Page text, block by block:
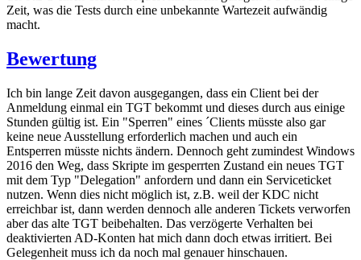
Zeit, was die Tests durch eine unbekannte Wartezeit aufwändig
macht.
Bewertung
Ich bin lange Zeit davon ausgegangen, dass ein Client bei der
Anmeldung einmal ein TGT bekommt und dieses durch aus einige
Stunden gültig ist. Ein "Sperren" eines ´Clients müsste also gar
keine neue Ausstellung erforderlich machen und auch ein
Entsperren müsste nichts ändern. Dennoch geht zumindest Windows
2016 den Weg, dass Skripte im gesperrten Zustand ein neues TGT
mit dem Typ "Delegation" anfordern und dann ein Serviceticket
nutzen. Wenn dies nicht möglich ist, z.B. weil der KDC nicht
erreichbar ist, dann werden dennoch alle anderen Tickets verworfen
aber das alte TGT beibehalten. Das verzögerte Verhalten bei
deaktivierten AD-Konten hat mich dann doch etwas irritiert. Bei
Gelegenheit muss ich da noch mal genauer hinschauen.